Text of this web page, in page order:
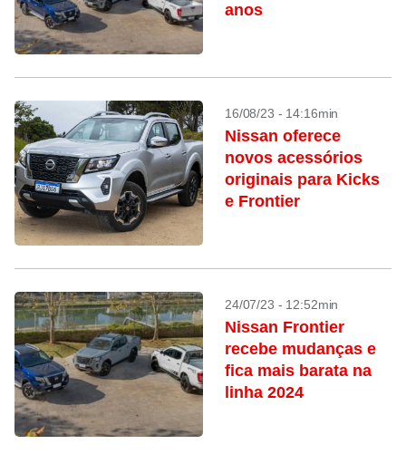
anos
16/08/23 - 14:16min
Nissan oferece
novos acessórios
originais para Kicks
e Frontier
24/07/23 - 12:52min
Nissan Frontier
recebe mudanças e
fica mais barata na
linha 2024